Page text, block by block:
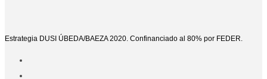
Estrategia DUSI ÚBEDA/BAEZA 2020. Confinanciado al 80% por FEDER.